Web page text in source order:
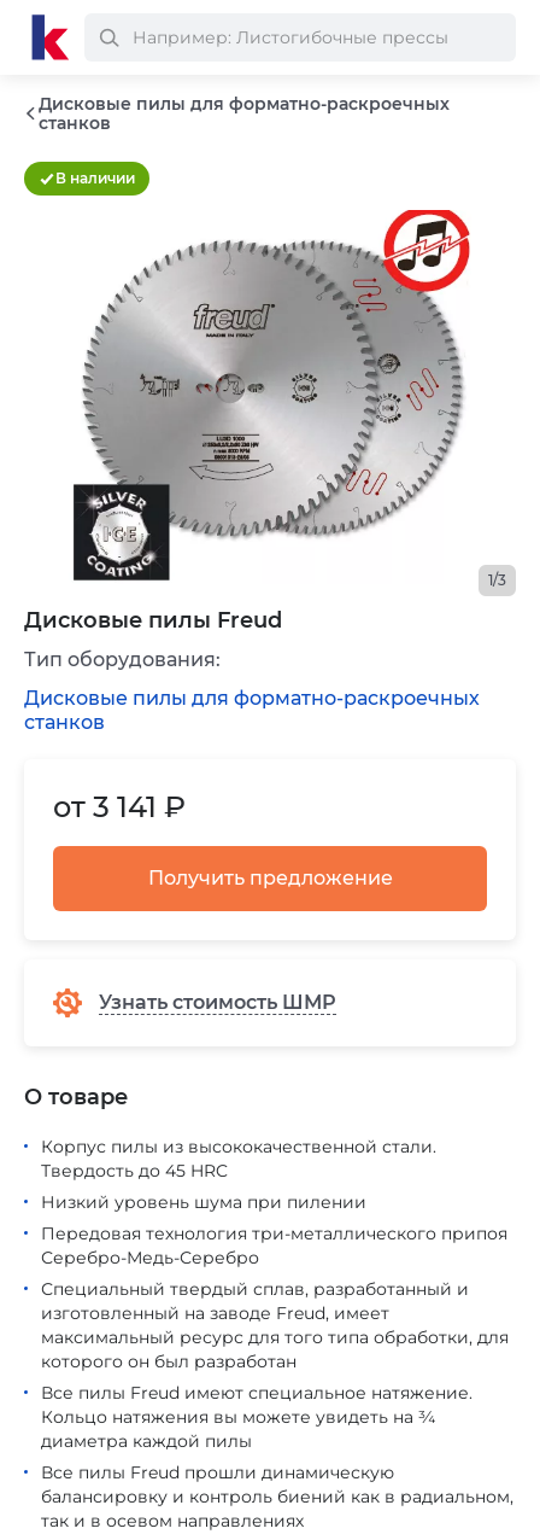
Дисковые пилы для форматно-раскроечных
станков
В наличии
Дисковые пилы Freud
1/3
от 3 141 ₽
Получить предложение
Узнать стоимость ШМР
Тип оборудования:
Дисковые пилы для форматно-раскроечных
станков
Корпус пилы из высококачественной стали.
Твердость до 45 HRC
Низкий уровень шума при пилении
Передовая технология три-металлического припоя
Серебро-Медь-Серебро
Специальный твердый сплав, разработанный и
изготовленный на заводе Freud, имеет
максимальный ресурс для того типа обработки, для
которого он был разработан
Все пилы Freud имеют специальное натяжение.
Кольцо натяжения вы можете увидеть на ¾
диаметра каждой пилы
Все пилы Freud прошли динамическую
балансировку и контроль биений как в радиальном,
так и в осевом направлениях
О товаре